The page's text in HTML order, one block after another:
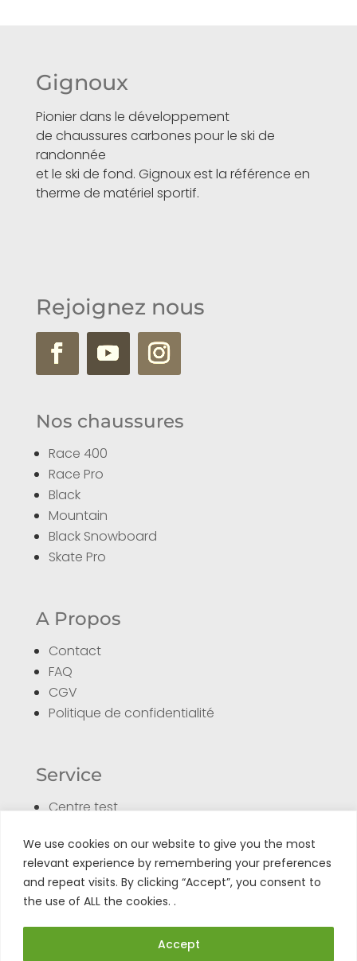
We use cookies on our website to give you the most
relevant experience by remembering your preferences
and repeat visits. By clicking “Accept”, you consent to
the use of ALL the cookies. .
Accept
Gignoux
Pionier dans le développement
de chaussures carbones pour le ski de
randonnée
et le ski de fond. Gignoux est la référence en
therme de matériel sportif.
Rejoignez nous
Nos chaussures
Race 400
Race Pro
Black
Mountain
Black Snowboard
Skate Pro
A Propos
Contact
FAQ
CGV
Politique de confidentialité
Service
Centre test
Enregistrer son produit
Tuto